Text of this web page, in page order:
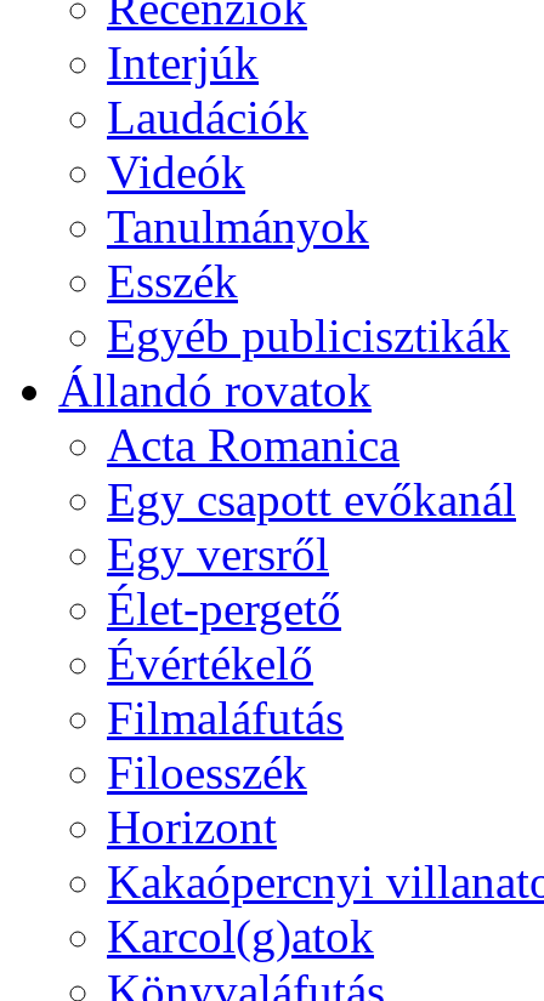
Interjúk
Laudációk
Videók
Tanulmányok
Esszék
Egyéb publicisztikák
Állandó rovatok
Acta Romanica
Egy csapott evőkanál
Egy versről
Élet-pergető
Évértékelő
Filmaláfutás
Filoesszék
Horizont
Kakaópercnyi
Karcol(g)atok